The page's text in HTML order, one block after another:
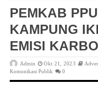
PEMKAB
KAMPUNG
EMISI
Admin Okt 21, 2023
Komunikasi Publik
0